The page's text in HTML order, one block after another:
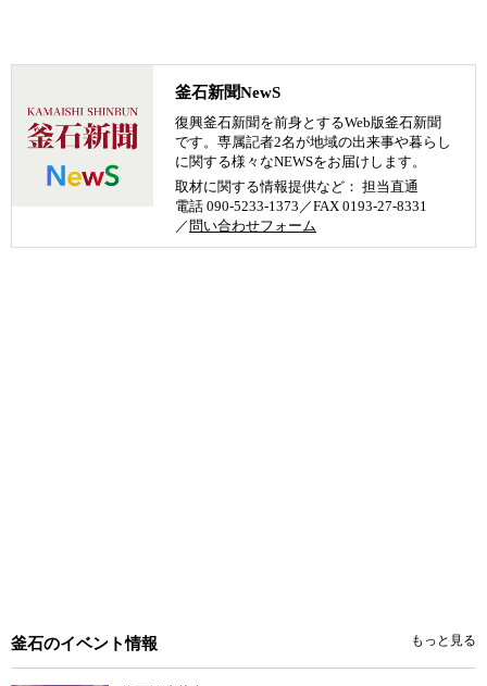
釜石新聞NewS
復興釜石新聞を前身とするWeb版釜石新聞
です。専属記者2名が地域の出来事や暮らし
に関する様々なNEWSをお届けします。
取材に関する情報提供など： 担当直通
電話 090-5233-1373／FAX 0193-27-8331
／ 問い合わせフォーム
釜石のイベント情報 もっと見る